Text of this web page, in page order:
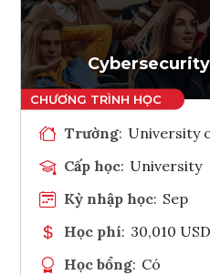
Trường: University
Cấp học: University
Kỳ nhập học: Sep
Học phí: 30,010 USD
Học bổng: Có